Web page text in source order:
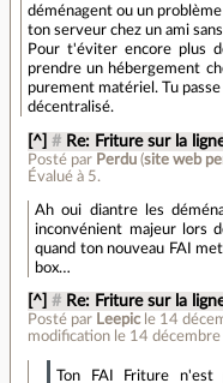
déménagent ou un
ton serveur chez un ami
Pour t'éviter encore plus
prendre un hébergement
purement matériel. Tu
décentralisé.
[^] # Re: Friture sur la
Posté par Perdu (site web
Évalué à 5.
Ah oui diantre les
inconvénient majeur lors
quand ton nouveau FAI
box…
[^] # Re: Friture sur la
Posté par Leepic le 14
modification le 14
Ton FAI Friture n'est